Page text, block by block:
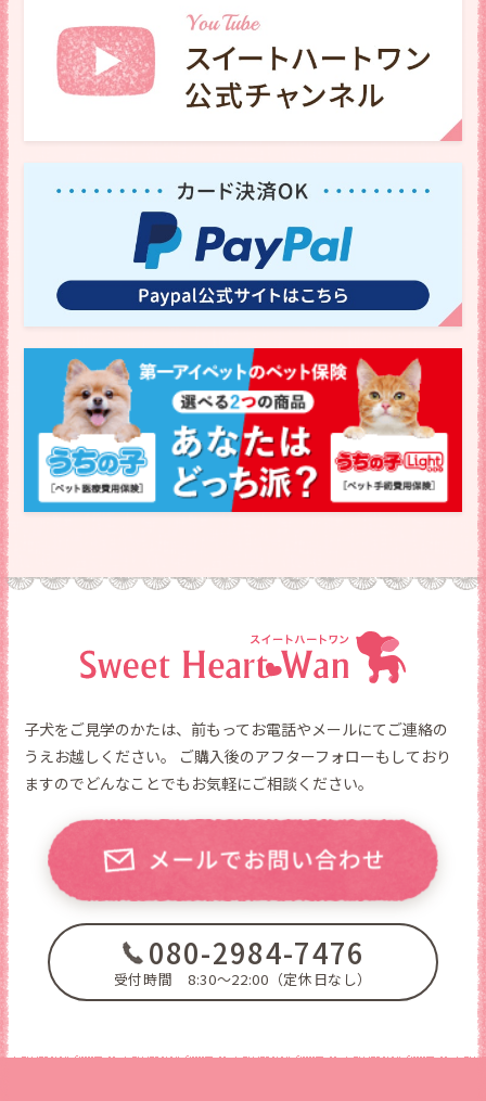
子犬をご見学のかたは、前もってお電話やメールにてご連絡の
うえお越しください。
ご購入後のアフターフォローもしており
ますのでどんなことでもお気軽にご相談ください。
080-2984-7476
受付時間 8:30～22:00（定休日なし）